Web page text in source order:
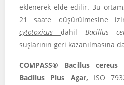
eklenerek elde edilir. Bu
21 saate düşürülmesine
cytotoxicusdahil Bacillus
suşlarının geri kazanılmasına
COMPASS® Bacillus cereus
Bacillus Plus Agar, ISO